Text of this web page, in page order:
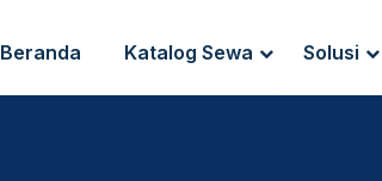
Beranda Katalog Sewa Solusi